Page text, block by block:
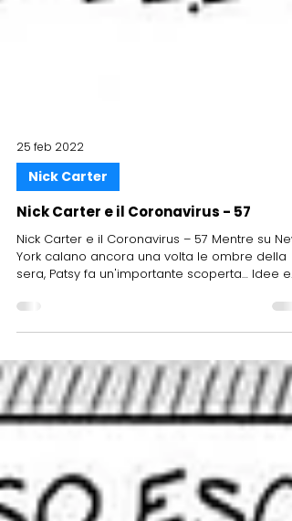
25 feb 2022
Nick Carter
Nick Carter e il Coronavirus - 57
Nick Carter e il Coronavirus – 57 Mentre su New
sera, Patsy fa un'importante scoperta… Idee e...